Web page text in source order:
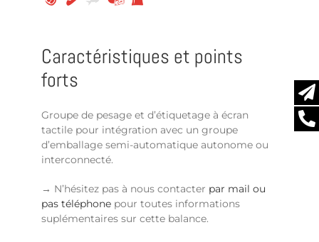
Caractéristiques et points
forts
Groupe de pesage et d’étiquetage à écran
tactile pour intégration avec un groupe
d’emballage semi-automatique autonome ou
interconnecté.
→ N’hésitez pas à nous contacter par mail ou
pas téléphone pour toutes informations
suplémentaires sur cette balance.